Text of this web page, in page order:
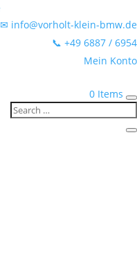
✉ info@vorholt-klein-bmw.de
📞 +49 6887 / 6954
Mein Konto
0 Items